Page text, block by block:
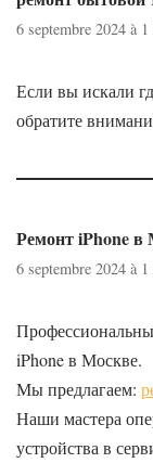
6 septembre 2024 à
Если вы искали
обратите
Ремонт iPhone в
6 septembre 2024 à
iPhone в Москве.
Мы предлагаем:
Наши мастера
устройства в